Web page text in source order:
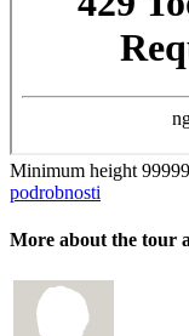
Minimum height
podrobnosti
More about the tour